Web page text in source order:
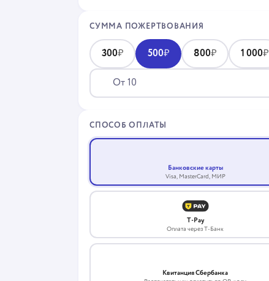
СУММА ПОЖЕРТВОВАНИЯ
300₽ 500₽ 800₽ 1 000₽
СПОСОБ ОПЛАТЫ
VISA
Банковские карты
Visa, MasterCard, МИР
T-Pay
Оплата через Т-Банк
Квитанция Сбербанка